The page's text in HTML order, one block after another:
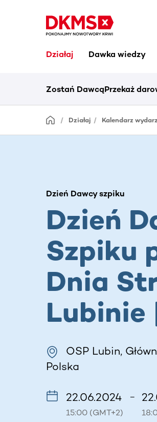
Działaj Dawka wiedzy
Zostań DawcąPrzekaż
Działaj Kalendarz
Dzień Dawcy szpiku
Dzień
Szpiku
Dnia
Lubinie
OSP Lubin,
Polska
22.06.2024
15:00 (GMT+2)
–